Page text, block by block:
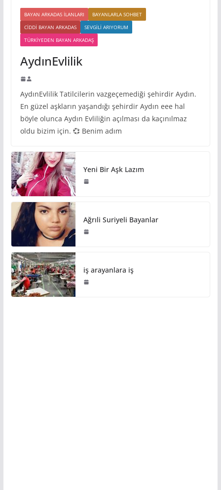
BAYAN ARKADAS ILANLARI
BAYANLARLA SOHBET
CIDDI BAYAN ARKADAS
SEVGILI ARIYORUM
TÜRKIYEDEN BAYAN ARKADAŞ
AydınEvlilik
AydınEvlilik Tatilcilerin vazgeçemediği şehirdir Aydın.
En güzel aşkların yaşandığı şehirdir Aydın eee hal
böyle olunca Aydın Evliliğin açılması da kaçınılmaz
oldu bizim için. 💞 Benim adım
Yeni Bir Aşk Lazım
Ağrıli Suriyeli Bayanlar
iş arayanlara iş